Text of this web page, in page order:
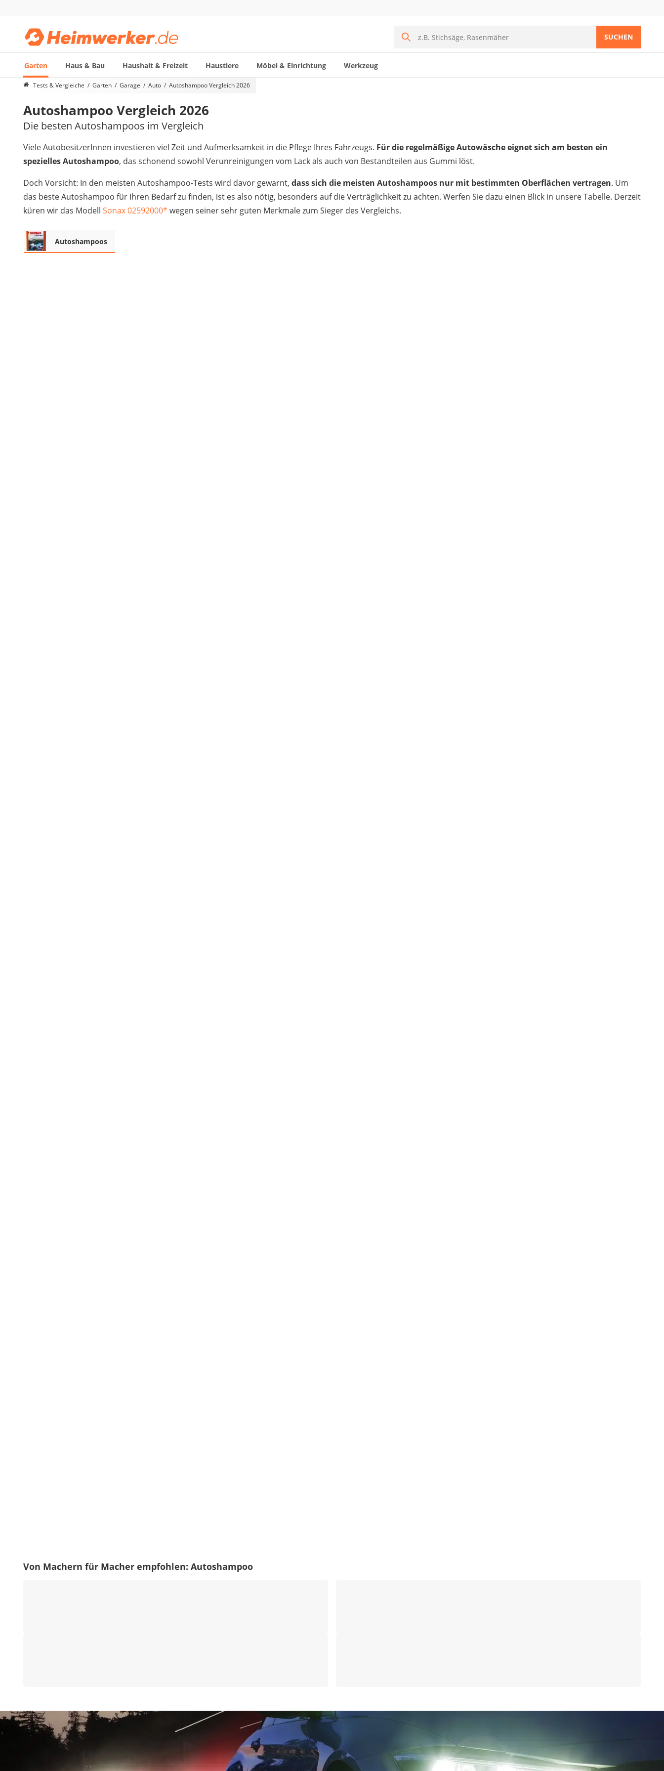
SUCHEN
Garten Haus & Bau Haushalt & Freizeit Haustiere Möbel & Einrichtung Werkzeug
Die beliebtesten Vergleiche nach Kategorie
Akku-Laubsauger
Faltpavillon
Motorhacke
Schlauchtrommel
Solar-Lichterkette außen
Teleskopleiter
Ameisengift
Pavillon
Sichtschutzstreifen
Akku-Vertikutierer
Koifutter
Kassettenmarkise
Tests & Vergleiche Garten Garage Auto Autoshampoo Vergleich 2026
Autoshampoo Vergleich 2026
Die besten Autoshampoos im Vergleich
Viele AutobesitzerInnen investieren viel Zeit und Aufmerksamkeit in die Pflege Ihres Fahrzeugs. Für die regelmäßige Autowäsche eignet sich am besten ein
spezielles Autoshampoo, das schonend sowohl Verunreinigungen vom Lack als auch von Bestandteilen aus Gummi löst.
Doch Vorsicht: In den meisten Autoshampoo-Tests wird davor gewarnt, dass sich die meisten Autoshampoos nur mit bestimmten Oberflächen vertragen. Um
das beste Autoshampoo für Ihren Bedarf zu finden, ist es also nötig, besonders auf die Verträglichkeit zu achten. Werfen Sie dazu einen Blick in unsere Tabelle. Derzeit
küren wir das Modell Sonax 02592000* wegen seiner sehr guten Merkmale zum Sieger des Vergleichs.
Autoshampoos
Von Machern für Macher empfohlen: Autoshampoo